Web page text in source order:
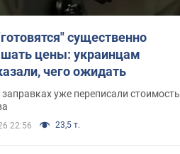
существенно
цены: украинцам
чего ожидать
уже переписали стоимость
22:56 23,5 т.